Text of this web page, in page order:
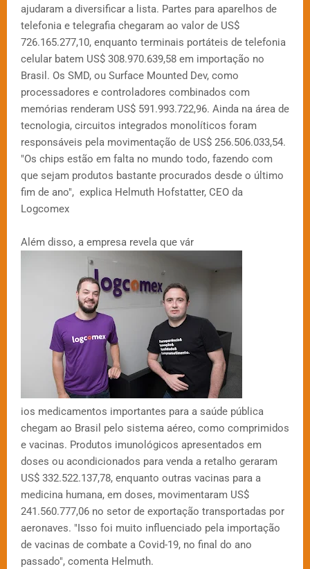
ajudaram a diversificar a lista. Partes para aparelhos de
telefonia e telegrafia chegaram ao valor de US$
726.165.277,10, enquanto terminais portáteis de telefonia
celular batem US$ 308.970.639,58 em importação no
Brasil. Os SMD, ou Surface Mounted Dev, como
processadores e controladores combinados com
memórias renderam US$ 591.993.722,96. Ainda na área de
tecnologia, circuitos integrados monolíticos foram
responsáveis pela movimentação de US$ 256.506.033,54.
"Os chips estão em falta no mundo todo, fazendo com
que sejam produtos bastante procurados desde o último
fim de ano", explica Helmuth Hofstatter, CEO da
Logcomex
Além disso, a empresa revela que vár
ios medicamentos importantes para a saúde pública
chegam ao Brasil pelo sistema aéreo, como comprimidos
e vacinas. Produtos imunológicos apresentados em
doses ou acondicionados para venda a retalho geraram
US$ 332.522.137,78, enquanto outras vacinas para a
medicina humana, em doses, movimentaram US$
241.560.777,06 no setor de exportação transportadas por
aeronaves. "Isso foi muito influenciado pela importação
de vacinas de combate a Covid-19, no final do ano
passado", comenta Helmuth.